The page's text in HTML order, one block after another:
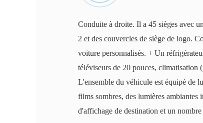
Conduite à droite. Il a 45 sièges avec
2 et des couvercles de siège de logo.
voiture personnalisés. + Un
téléviseurs de 20 pouces, climatisation
L'ensemble du véhicule est équipé de
films sombres, des lumières ambiantes
d'affichage de destination et un